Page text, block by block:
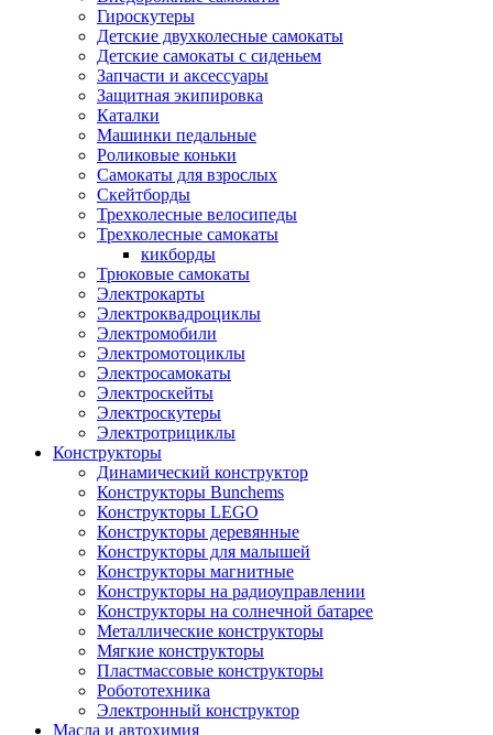
Гироскутеры
Детские двухколесные самокаты
Детские самокаты с сиденьем
Запчасти и аксессуары
Защитная экипировка
Каталки
Машинки педальные
Роликовые коньки
Самокаты для взрослых
Скейтборды
Трехколесные велосипеды
Трехколесные самокаты
кикборды
Трюковые самокаты
Электрокарты
Электроквадроциклы
Электромобили
Электромотоциклы
Электросамокаты
Электроскейты
Электроскутеры
Электротрициклы
Конструкторы
Динамический конструктор
Конструкторы Bunchems
Конструкторы LEGO
Конструкторы деревянные
Конструкторы для малышей
Конструкторы магнитные
Конструкторы на радиоуправлении
Конструкторы на солнечной батарее
Металлические конструкторы
Мягкие конструкторы
Пластмассовые конструкторы
Робототехника
Электронный конструктор
Масла и автохимия